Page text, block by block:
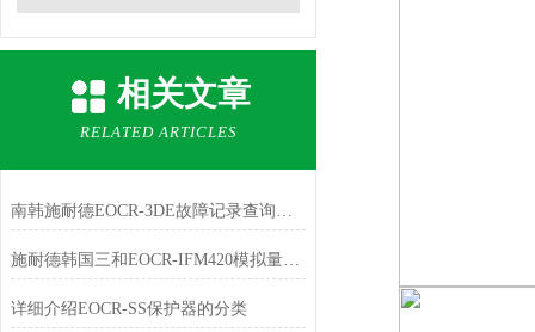
相关文章
RELATED ARTICLES
南韩施耐德EOCR-3DE故障记录查询方法
施耐德韩国三和EOCR-IFM420模拟量输出电动机保护器
详细介绍EOCR-SS保护器的分类